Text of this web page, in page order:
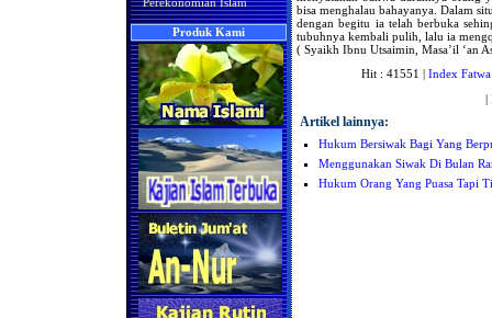
Perekonomian Islam
Produk Kami
bisa menghalau bahayanya. Dalam
dengan begitu ia telah berbuka
tubuhnya kembali pulih, lalu ia
( Syaikh Ibnu Utsaimin, Masa’il ‘an
Hit : 41551 | Index Fatwa
|
Artikel lainnya:
Hukum Bersiwak Bagi Yang
Menggunakan Siwak Di Bulan
Hukum Orang Yang Puasa Tapi